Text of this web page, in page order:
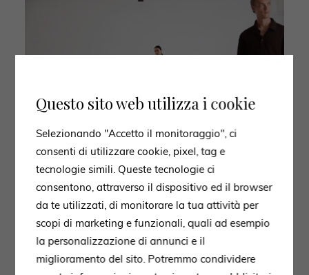
Questo sito web utilizza i cookie
Selezionando "Accetto il monitoraggio", ci
consenti di utilizzare cookie, pixel, tag e
tecnologie simili. Queste tecnologie ci
consentono, attraverso il dispositivo ed il browser
da te utilizzati, di monitorare la tua attività per
scopi di marketing e funzionali, quali ad esempio
la personalizzazione di annunci e il
miglioramento del sito. Potremmo condividere